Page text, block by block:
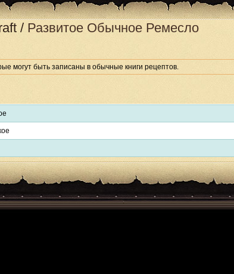
/ Развитое Обычное Ремесло
могут быть записаны в обычные книги рецептов.